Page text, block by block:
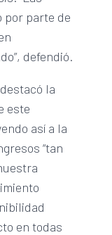
por parte de
defendió.
la
este
así a la
“tan
en todas